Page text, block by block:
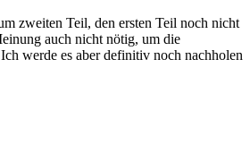
zweiten Teil, den ersten Teil noch nicht
auch nicht nötig, um die
werde es aber definitiv noch nachholen